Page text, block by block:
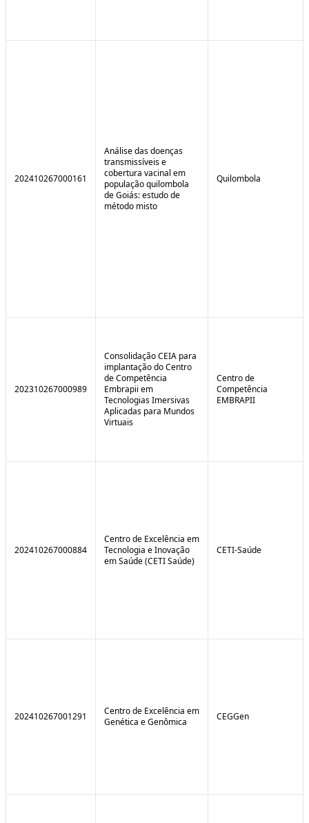
202410267000161
Análise das doenças
transmissíveis e
cobertura vacinal em
população quilombola
de Goiás: estudo de
método misto
Quilombola
202310267000989
Consolidação CEIA para
implantação do Centro
de Competência
Embrapii em
Tecnologias Imersivas
Aplicadas para Mundos
Virtuais
Centro de
Competência
EMBRAPII
202410267000884
Centro de Excelência em
Tecnologia e Inovação
em Saúde (CETI Saúde)
CETI-Saúde
202410267001291
Centro de Excelência em
Genética e Genômica
CEGGen